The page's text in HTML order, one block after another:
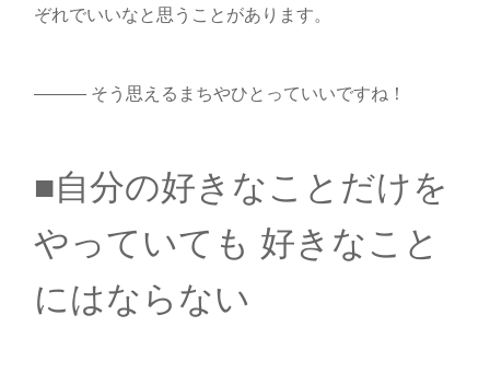
ぞれでいいなと思うことがあります。
――― そう思えるまちやひとっていいですね！
■自分の好きなことだけを
やっていても 好きなこと
にはならない